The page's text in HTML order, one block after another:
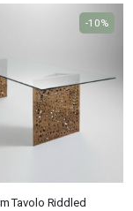
Tavolo Riddled
-10%